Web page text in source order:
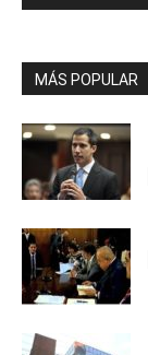
MÁS POPULAR